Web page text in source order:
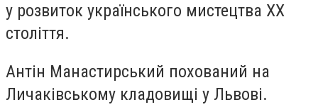
у розвиток українського мистецтва ХХ
століття.
Антін Манастирський похований на
Личаківському кладовищі у Львові.